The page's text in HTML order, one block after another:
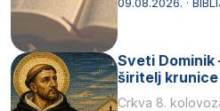
Sveti Dominik
širitelj krunice
Crkva 8.